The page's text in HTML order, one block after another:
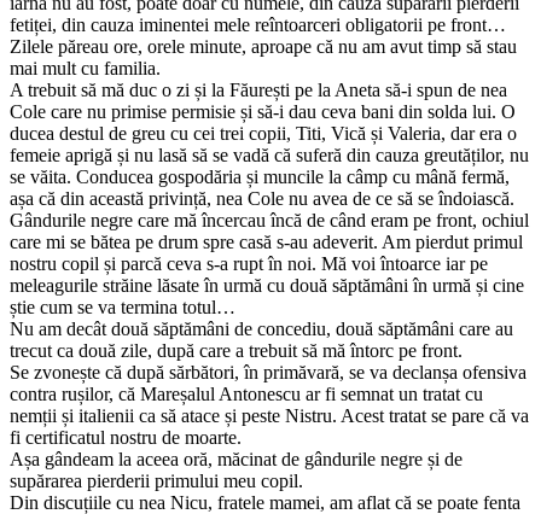
fetiței, din cauza iminentei mele reîntoarceri obligatorii pe front…
Zilele păreau ore, orele minute, aproape că nu am avut timp să stau
mai mult cu familia.
A trebuit să mă duc o zi și la Făurești pe la Aneta să-i spun de nea
Cole care nu primise permisie și să-i dau ceva bani din solda lui. O
ducea destul de greu cu cei trei copii, Titi, Vică și Valeria, dar era o
femeie aprigă și nu lasă să se vadă că suferă din cauza greutăților, nu
se văita. Conducea gospodăria și muncile la câmp cu mână fermă,
așa că din această privință, nea Cole nu avea de ce să se îndoiască.
Gândurile negre care mă încercau încă de când eram pe front, ochiul
care mi se bătea pe drum spre casă s-au adeverit. Am pierdut primul
nostru copil și parcă ceva s-a rupt în noi. Mă voi întoarce iar pe
meleagurile străine lăsate în urmă cu două săptămâni în urmă și cine
știe cum se va termina totul…
Nu am decât două săptămâni de concediu, două săptămâni care au
trecut ca două zile, după care a trebuit să mă întorc pe front.
Se zvonește că după sărbători, în primăvară, se va declanșa ofensiva
contra rușilor, că Mareșalul Antonescu ar fi semnat un tratat cu
nemții și italienii ca să atace și peste Nistru. Acest tratat se pare că va
fi certificatul nostru de moarte.
Așa gândeam la aceea oră, măcinat de gândurile negre și de
supărarea pierderii primului meu copil.
Din discuțiile cu nea Nicu, fratele mamei, am aflat că se poate fenta